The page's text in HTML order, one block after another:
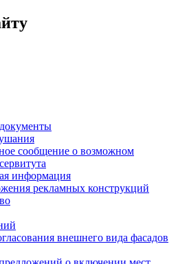
сообщение о возможном
информация
рекламных конструкций
внешнего вида фасадов